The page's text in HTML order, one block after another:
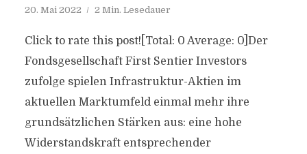
20. Mai 2022 2 Min. Lesedauer
Click to rate this post![Total: 0 Average: 0]Der
Fondsgesellschaft First Sentier Investors
zufolge spielen Infrastruktur-Aktien im
aktuellen Marktumfeld einmal mehr ihre
grundsätzlichen Stärken aus: eine hohe
Widerstandskraft entsprechender